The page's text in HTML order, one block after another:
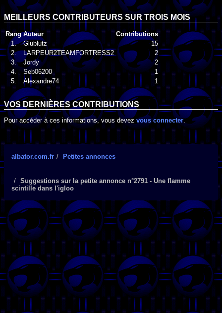
MEILLEURS CONTRIBUTEURS SUR TROIS MOIS
Rang Auteur
Contributions
1.
Glublutz
15
2.
LARPEUR2TEAMFORTRESS2
2
3.
Jordy
2
4.
Seb06200
1
5.
Alexandre74 1
VOS DERNIÈRES CONTRIBUTIONS
Pour accéder à ces informations, vous devez vous connecter.
albator.com.fr Petites annonces
Suggestions sur la petite annonce n°2791 - Une flamme
scintille dans l'igloo